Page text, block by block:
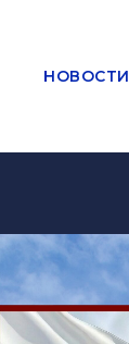
НОВОСТИ